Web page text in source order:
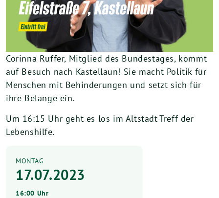
Corinna Rüffer, Mitglied des Bundestages, kommt
auf Besuch nach Kastellaun! Sie macht Politik für
Menschen mit Behinderungen und setzt sich für
ihre Belange ein.
Um 16:15 Uhr geht es los im Altstadt-Treff der
Lebenshilfe.
MONTAG
17.07.2023
16:00 Uhr